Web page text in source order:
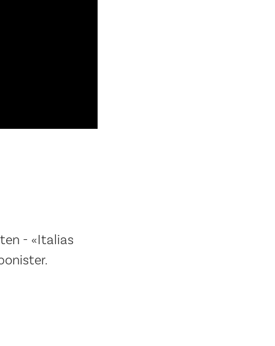
- «Italias